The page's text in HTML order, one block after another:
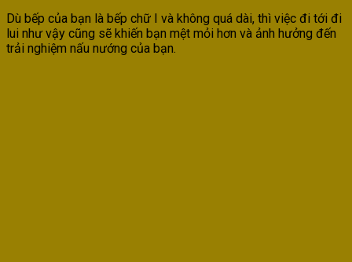
Dù bếp của bạn là bếp chữ I và không quá dài, thì việc đi tới đi
lui như vậy cũng sẽ khiến bạn mệt mỏi hơn và ảnh hưởng đến
trải nghiệm nấu nướng của bạn.